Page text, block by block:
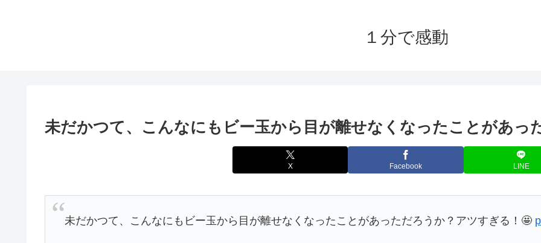
１分で感動
未だかつて、こんなにもビー玉から目が離せなくなったことがあっ
X Facebook LINE
未だかつて、こんなにもビー玉から目が離せなくなったことがあっただろうか？アツすぎる！🤩